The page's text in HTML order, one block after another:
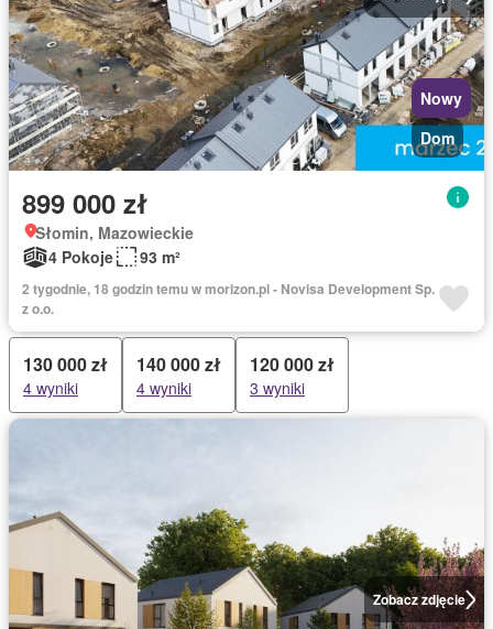
Nowy
Dom
899 000 zł
Słomin, Mazowieckie
4 Pokoje
93 m²
2 tygodnie, 18 godzin temu w morizon.pl - Novisa Development Sp.
z o.o.
130 000 zł
4 wyniki
140 000 zł
4 wyniki
120 000 zł
3 wyniki
Zobacz zdjęcie